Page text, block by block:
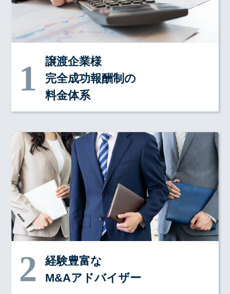
譲渡企業様
完全成功報酬制の
料金体系
経験豊富な
M&Aアドバイザー